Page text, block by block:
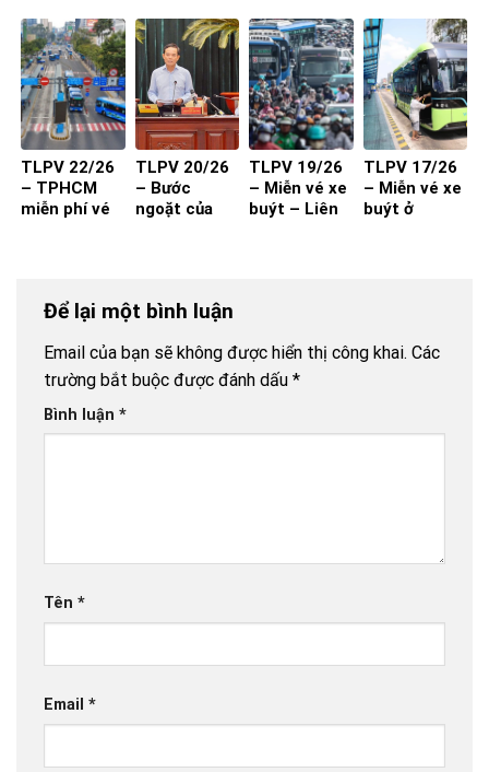
kiểm?
2027 đạt
hiệu quả?
kèm chất
lượng và
thuận tiện
TLPV 22/26
– TPHCM
miễn phí vé
buýt đột
TLPV 20/26
– Bước
ngoặt của
TLPV 19/26
– Miễn vé xe
buýt – Liên
TLPV 17/26
– Miễn vé xe
buýt ở
Để lại một bình luận
Email của bạn sẽ không được hiển thị công khai. Các
trường bắt buộc được đánh dấu *
Bình luận *
Tên *
Email *